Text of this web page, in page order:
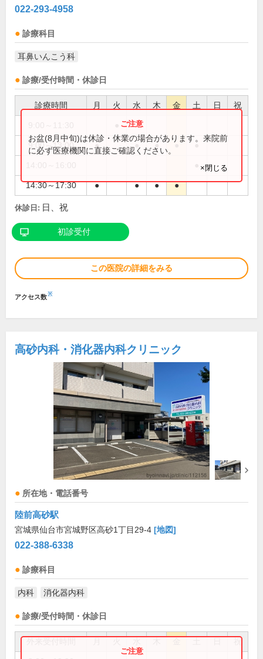
022-293-4958
診療科目
耳鼻いんこう科
診療/受付時間・休診日
診療時間 月 火 水 木 金 土 日 祝
9:00～13:00 ● ● ● ● ●
14:30～17:30 ● ● ● ●
お盆(8月中旬)は休診・休業の場合があります。来院前
に必ず医療機関に直接ご確認ください。
×閉じる
休診日: 日、祝
初診受付
この医院の詳細をみる
アクセス数※
高砂内科・消化器内科クリニック
所在地・電話番号
陸前高砂駅
宮城県仙台市宮城野区高砂1丁目29-4 [地図]
022-388-6338
診療科目
内科 消化器内科
診療/受付時間・休診日
祝